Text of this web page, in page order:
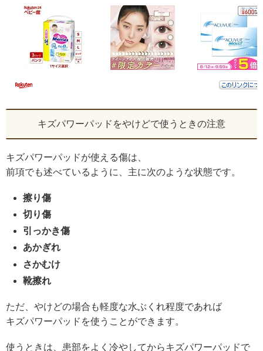
キズパワーパッドをやけどで使うときの注意
キズパワーパッドが使える傷は、
前項でも述べているように、主に次のような状態です。
擦り傷
切り傷
引っかき傷
あかぎれ
さかむけ
靴擦れ
ただ、やけどの場合も軽度な水ぶくれ程度であれば
キズパワーパッドを使うことができます。
使うときは、患部をよく冷やしてからキズパワーパッドで